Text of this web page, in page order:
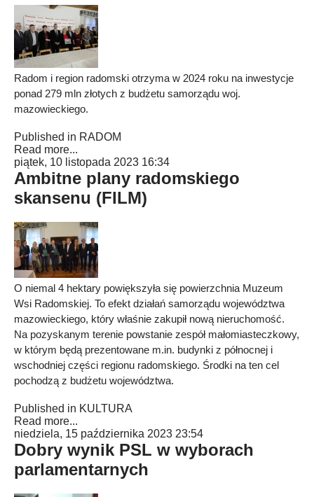
Radom i region radomski otrzyma w 2024 roku na inwestycje
ponad 279 mln złotych z budżetu samorządu woj.
mazowieckiego.
Published in RADOM
Read more...
piątek, 10 listopada 2023 16:34
Ambitne plany radomskiego
skansenu (FILM)
O niemal 4 hektary powiększyła się powierzchnia Muzeum
Wsi Radomskiej. To efekt działań samorządu województwa
mazowieckiego, który właśnie zakupił nową nieruchomość.
Na pozyskanym terenie powstanie zespół małomiasteczkowy,
w którym będą prezentowane m.in. budynki z północnej i
wschodniej części regionu radomskiego. Środki na ten cel
pochodzą z budżetu województwa.
Published in KULTURA
Read more...
niedziela, 15 października 2023 23:54
Dobry wynik PSL w wyborach
parlamentarnych